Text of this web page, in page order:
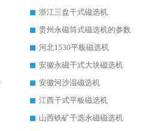
浙江三盘干式磁选机
贵州永磁筒式磁选机的参数
河北1530平板磁选机
安徽永磁干式大块磁选机
安徽河沙湿磁选机
江西干式平板磁选机
山西铁矿干选永磁磁选机